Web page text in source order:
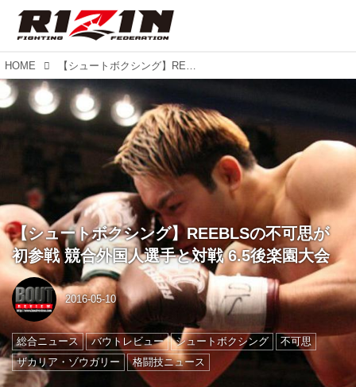
HOME 【シュートボクシング】REEBLSの不可思が初参戦 競合外国人選手と対戦 6.5後楽園大会
【シュートボクシング】REEBLSの不可思が
初参戦 競合外国人選手と対戦 6.5後楽園大会
2016-05-10
総合ニュース バウトレビュー シュートボクシング
不可思
ザカリア・ゾウガリー
格闘技ニュース